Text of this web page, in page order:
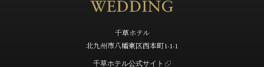
千草ホテル
北九州市八幡東区西本町1-1-1
千草ホテル公式サイト